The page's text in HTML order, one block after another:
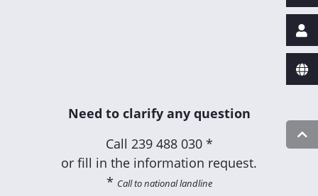
Need to clarify any question
Call 239 488 030 *
or fill in the information request.
* Call to national landline